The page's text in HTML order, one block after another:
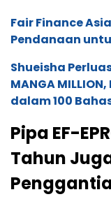
Fair Finance
Pendanaan
Shueisha
MANGA
dalam 100
Pipa EF-
Tahun